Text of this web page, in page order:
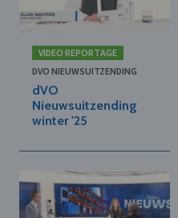
VIDEO REPORTAGE
DVO NIEUWSUITZENDING
dVO
Nieuwsuitzending
winter '25